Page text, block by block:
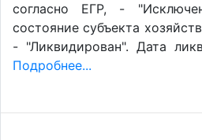
согласно ЕГР, -
состояние субъекта
- "Ликвидирован". Дата
Подробнее...